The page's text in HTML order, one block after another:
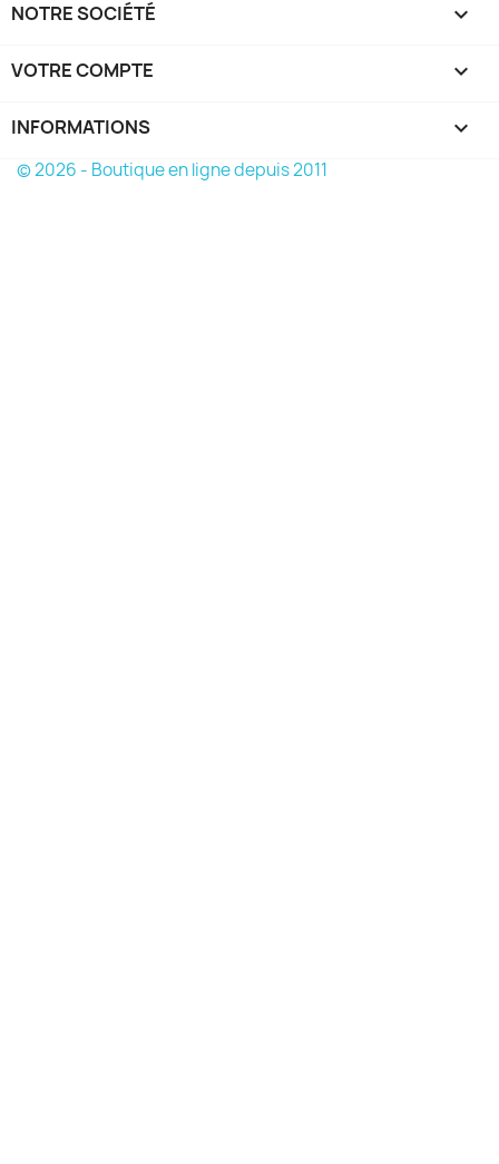
NOTRE SOCIÉTÉ 
VOTRE COMPTE 
INFORMATIONS keyboard_arrow_down
© 2026 - Boutique en ligne depuis 2011